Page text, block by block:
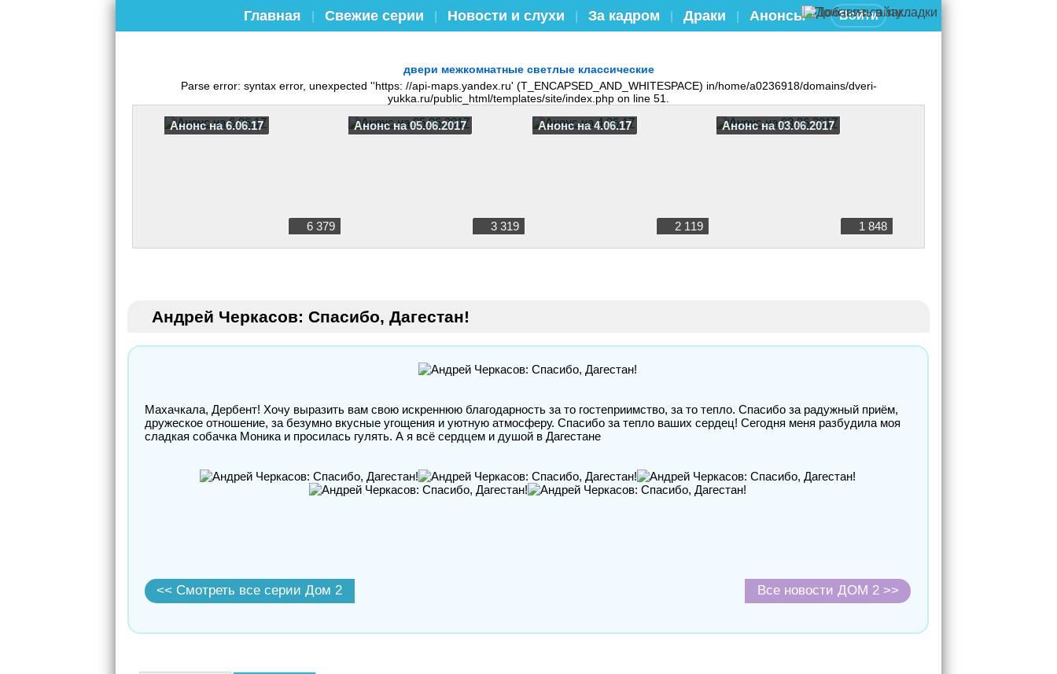
Главная Свежие серии Новости и слухи За кадром Драки Анонсы Войти
двери межкомнатные светлые классические
Parse error: syntax error, unexpected ''https: //api-maps.yandex.ru' (T_ENCAPSED_AND_WHITESPACE) in/home/a0236918/domains/dveri-
yukka.ru/public_html/templates/site/index.php on line 51.
Анонс на 6.06.17
6 379
Анонс на 05.06.2017
3 319
Анонс на 4.06.17
2 119
Анонс на 03.06.2017
1 848
Андрей Черкасов: Спасибо, Дагестан!
Махачкала, Дербент! Хочу выразить вам свою искреннюю благодарность за то гостеприимство, за то тепло. Спасибо за радужный приём,
дружеское отношение, за безумно вкусные угощения и уютную атмосферу. Спасибо за тепло ваших сердец! Сегодня меня разбудила моя
сладкая собачка Моника и просилась гулять. А я всё сердцем и душой в Дагестане
<< Смотреть все серии Дом 2 Все новости ДОМ 2 >>